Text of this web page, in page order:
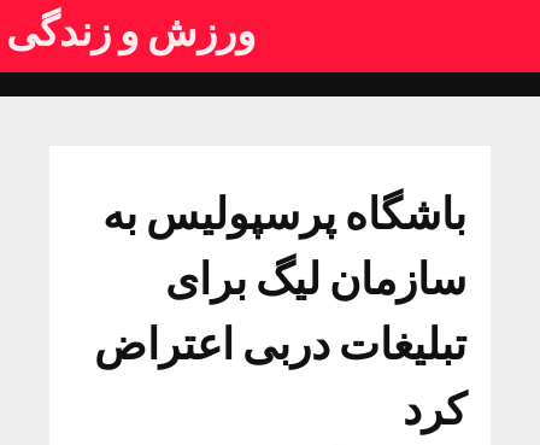
ورزش و زندگی
باشگاه پرسپولیس به
سازمان لیگ برای
تبلیغات دربی اعتراض
کرد